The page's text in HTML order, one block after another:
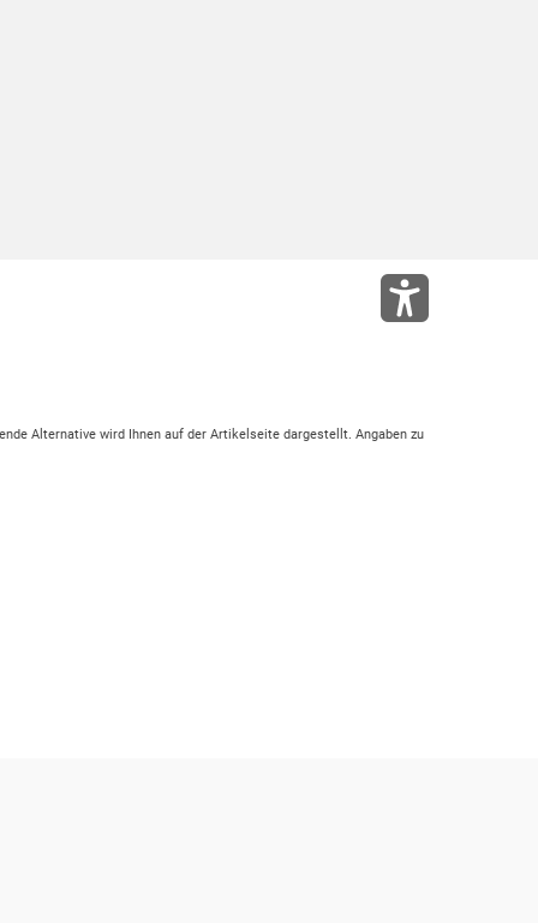
Alternative wird Ihnen auf der Artikelseite dargestellt. Angaben zu